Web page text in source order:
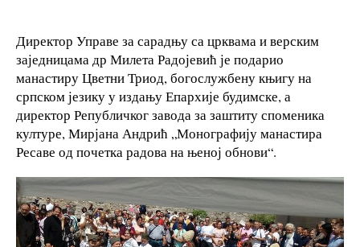
Директор Управе за сарадњу са црквама и верским
заједницама др Милета Радојевић је подарио
манастиру Цветни Триод, богослужбену књигу на
српском језику у издању Епархије будимске, а
директор Републичког завода за заштиту споменика
културе, Мирјана Андрић „Монографију манастира
Ресаве од почетка радова на њеној обнови“.